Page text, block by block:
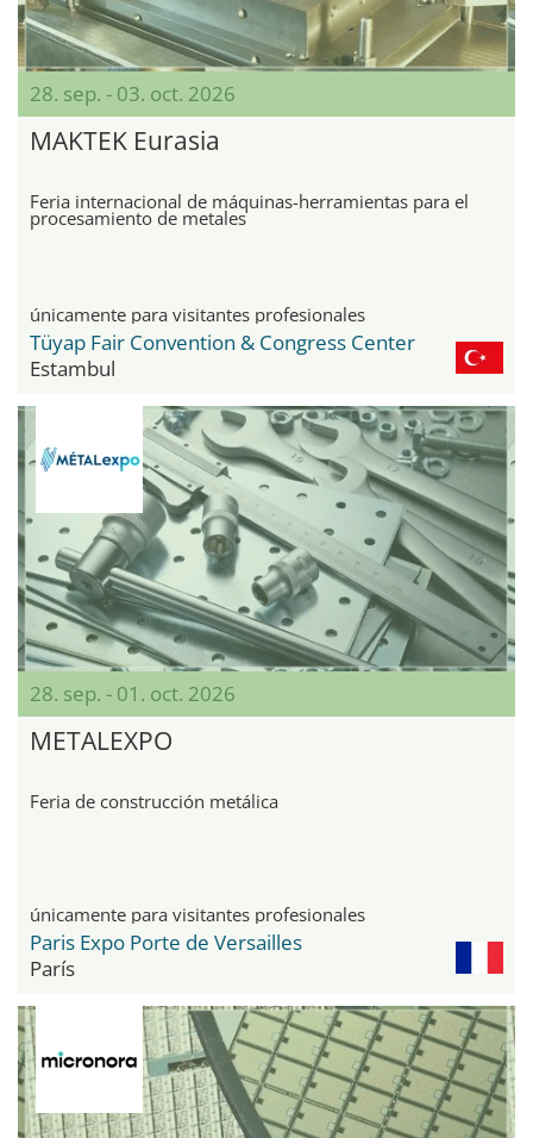
28. sep. - 03. oct. 2026
MAKTEK Eurasia
Feria internacional de máquinas-herramientas para el
procesamiento de metales
únicamente para visitantes profesionales
Tüyap Fair Convention & Congress Center
Estambul
28. sep. - 01. oct. 2026
METALEXPO
Feria de construcción metálica
únicamente para visitantes profesionales
Paris Expo Porte de Versailles
París